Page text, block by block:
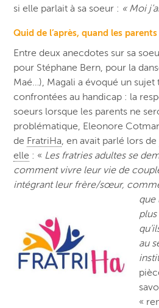
si elle parlait à sa soeur : « Moi
Quid de l’après, quand les
Entre deux anecdotes sur sa
pour Stéphane Bern, pour la
Maé…), Magali a évoqué un sujet
confrontées au handicap : la
soeurs lorsque les parents ne
problématique, Eleonore
de FratriHa , en avait parlé lors de
elle : « Les fratries adultes se
comment vivre leur vie de
intégrant leur frère/sœur,
que
plus
au
«